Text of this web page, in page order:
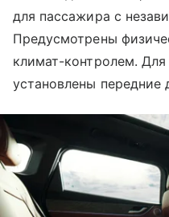
для пассажира с
Предусмотрены
климат-контролем.
установлены передние